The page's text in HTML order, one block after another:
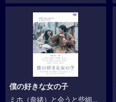
僕の好きな女の子
ミホ（奈緒）と会うと些細...